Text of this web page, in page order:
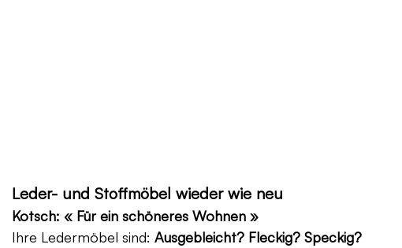
Leder- und Stoffmöbel wieder wie neu
Kotsch: « Für ein schöneres Wohnen »
Ihre Ledermöbel sind: Ausgebleicht? Fleckig? Speckig?